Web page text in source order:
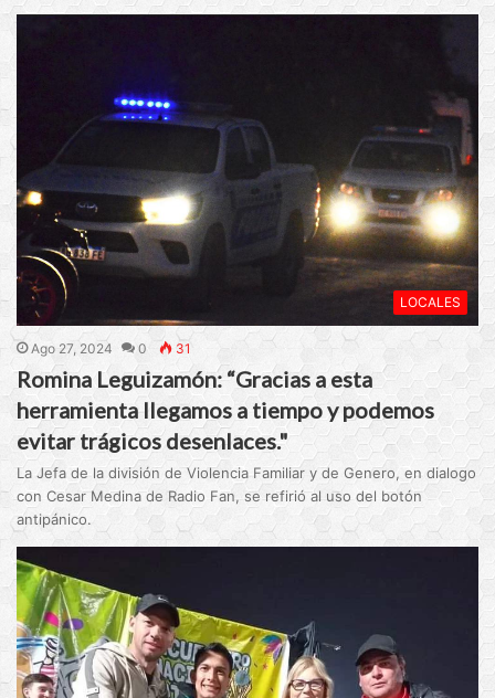
LOCALES
Ago 27, 2024 0 31
Romina Leguizamón: “Gracias a esta
herramienta llegamos a tiempo y podemos
evitar trágicos desenlaces."
La Jefa de la división de Violencia Familiar y de Genero, en dialogo
con Cesar Medina de Radio Fan, se refirió al uso del botón
antipánico.